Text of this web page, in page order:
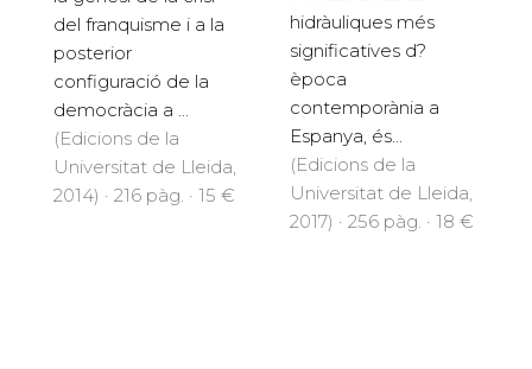
del franquisme i a la
posterior
configuració de la
democràcia a ...
(Edicions de la
Universitat de Lleida,
2014) · 216 pàg. · 15 €
hidràuliques més
significatives d?
època
contemporània a
Espanya, és...
(Edicions de la
Universitat de Lleida,
2017) · 256 pàg. · 18 €